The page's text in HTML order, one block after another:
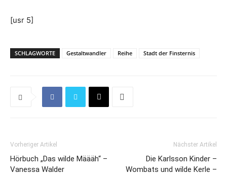
[usr 5]
SCHLAGWORTE Gestaltwandler Reihe Stadt der Finsternis
Vorheriger Artikel
Hörbuch „Das wilde Määäh“ –
Vanessa Walder
Nächster Artikel
Die Karlsson Kinder –
Wombats und wilde Kerle –